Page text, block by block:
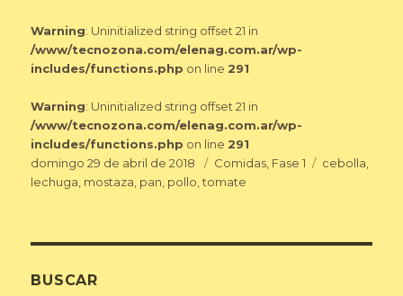
Warning: Uninitialized string offset 21 in
/www/tecnozona.com/elenag.com.ar/wp-
includes/functions.php on line 291
Warning: Uninitialized string offset 21 in
/www/tecnozona.com/elenag.com.ar/wp-
includes/functions.php on line 291
Publicado
el
domingo 29 de abril de 2018 Categorías
Comidas, Fase 1 Etiquetas
cebolla,
lechuga, mostaza, pan, pollo,tomate
BUSCAR